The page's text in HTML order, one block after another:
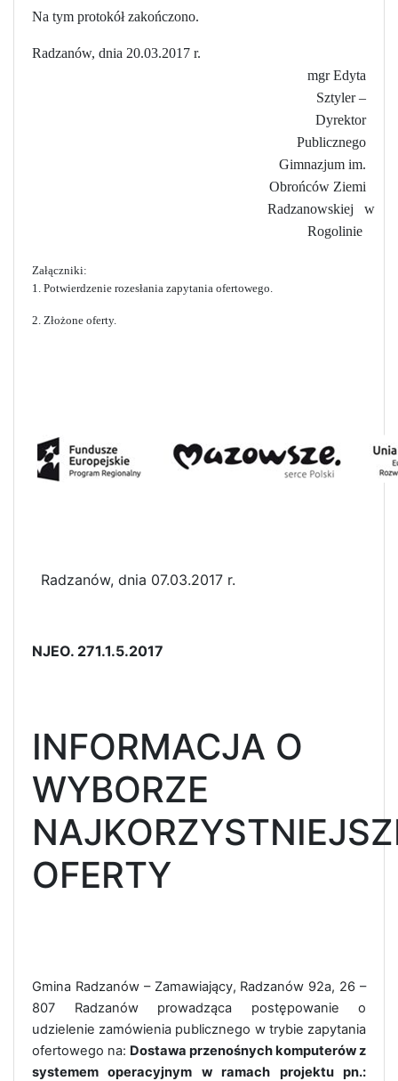
Na tym protokół zakończono.
Radzanów, dnia 20.03.2017 r.
mgr Edyta
Sztyler –
Dyrektor
Publicznego
Gimnazjum im.
Obrońców Ziemi
Radzanowskiej w
Rogolinie
Załączniki:
1. Potwierdzenie rozesłania zapytania ofertowego.
2. Złożone oferty.
Radzanów, dnia 07.03.2017 r.
NJEO. 271.1.5.2017
INFORMACJA O
WYBORZE
OFERTY
Gmina Radzanów – Zamawiający, Radzanów 92a, 26 –
807 Radzanów prowadząca postępowanie o
udzielenie zamówienia publicznego w trybie zapytania
ofertowego na: Dostawa przenośnych komputerów z
systemem operacyjnym w ramach projektu pn.: